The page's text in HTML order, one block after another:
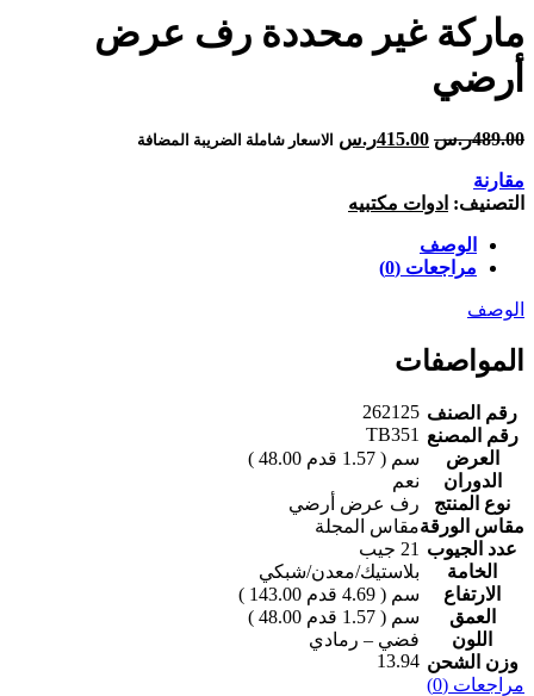
‎‎ماركة غير محددة‎‎ ‎رف عرض
أرضي‎
489.00ر.س 415.00ر.س الاسعار شاملة الضريبة المضافة
مقارنة
التصنيف: ادوات مكتبيه
الوصف
مراجعات (0)
الوصف
المواصفات
رقم الصنف 262125
رقم المصنع TB351
العرض
الدوران
نعم
نوع المنتج
رف عرض أرضي
مقاس الورقةمقاس المجلة
عدد الجيوب ‎21 جيب‎
الخامة
الارتفاع
العمق
اللون
فضي – رمادي
وزن الشحن 13.94
مراجعات (0)